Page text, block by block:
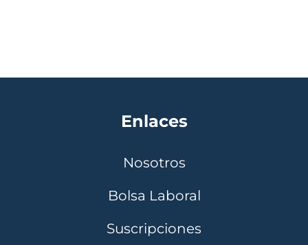
Enlaces
Nosotros
Bolsa Laboral
Suscripciones